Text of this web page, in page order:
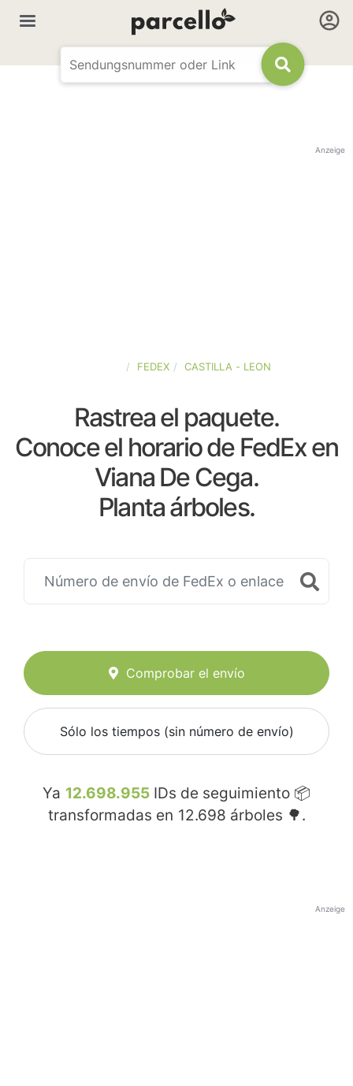
Anzeige
FEDEX CASTILLA - LEON
Rastrea el paquete.
Conoce el horario de FedEx en
Viana De Cega.
Planta árboles.
Comprobar el envío
Sólo los tiempos (sin número de envío)
Ya 12.698.955 IDs de seguimiento 📦
transformadas en 12.698 árboles 🌳.
Anzeige